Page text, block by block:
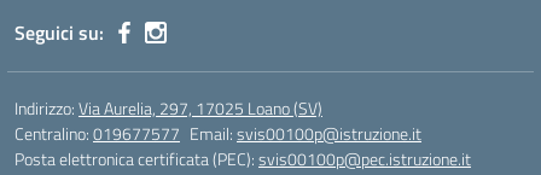
Seguici su:
Indirizzo:Via Aurelia, 297, 17025 Loano (SV)
Centralino:019677577 Email:svis00100p@istruzione.it
Posta elettronica certificata (PEC):svis00100p@pec.istruzione.it